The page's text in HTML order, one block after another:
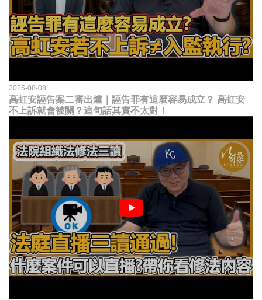
2025-08-08
高虹安誣告案二審出爐｜誣告罪有這麼容易成立？ 高虹安
不上訴就會被關？這句話其實不太對！